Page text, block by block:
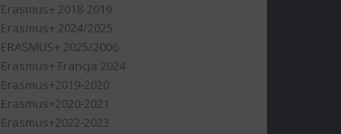
Erasmus+ 2018-2019
Erasmus+ 2024/2025
ERASMUS+ 2025/2006
Erasmus+ Francja 2024
Erasmus+2019-2020
Erasmus+2020-2021
Erasmus+2022-2023